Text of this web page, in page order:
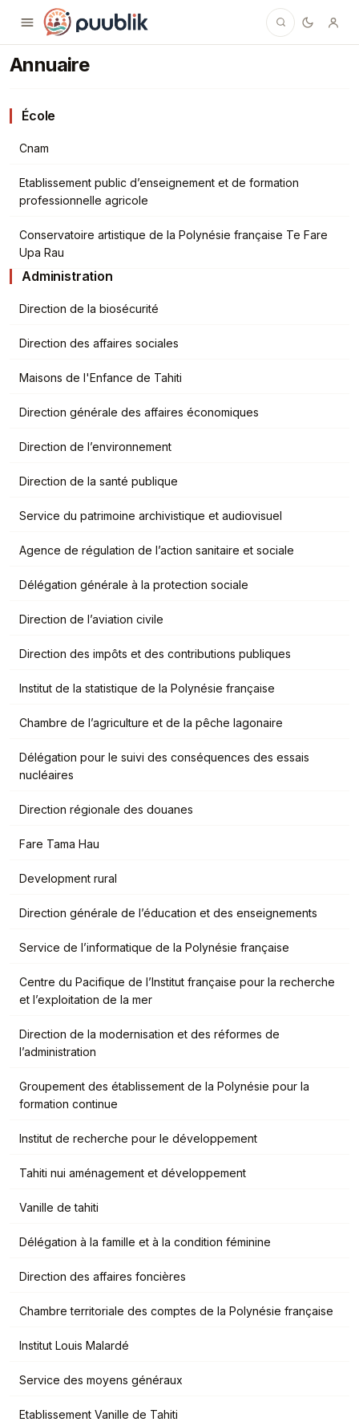
Puublik
Annuaire
École
Cnam
Etablissement public d’enseignement et de formation
professionnelle agricole
Conservatoire artistique de la Polynésie française Te Fare
Upa Rau
Administration
Direction de la biosécurité
Direction des affaires sociales
Maisons de l'Enfance de Tahiti
Direction générale des affaires économiques
Direction de l’environnement
Direction de la santé publique
Service du patrimoine archivistique et audiovisuel
Agence de régulation de l’action sanitaire et sociale
Délégation générale à la protection sociale
Direction de l’aviation civile
Direction des impôts et des contributions publiques
Institut de la statistique de la Polynésie française
Chambre de l’agriculture et de la pêche lagonaire
Délégation pour le suivi des conséquences des essais
nucléaires
Direction régionale des douanes
Fare Tama Hau
Development rural
Direction générale de l’éducation et des enseignements
Service de l’informatique de la Polynésie française
Centre du Pacifique de l’Institut française pour la recherche
et l’exploitation de la mer
Direction de la modernisation et des réformes de
l’administration
Groupement des établissement de la Polynésie pour la
formation continue
Institut de recherche pour le développement
Tahiti nui aménagement et développement
Vanille de tahiti
Délégation à la famille et à la condition féminine
Direction des affaires foncières
Chambre territoriale des comptes de la Polynésie française
Institut Louis Malardé
Service des moyens généraux
Etablissement Vanille de Tahiti